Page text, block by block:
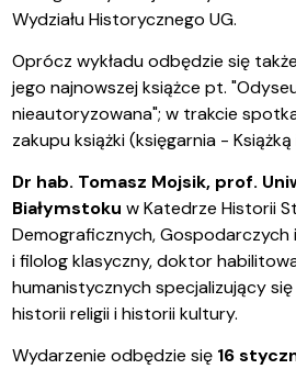
Wydziału Historycznego UG.
Oprócz wykładu odbędzie się
jego najnowszej książce pt.
nieautoryzowana"; w trakcie
zakupu książki (księgarnia - Książką
Dr hab. Tomasz Mojsik, prof.
Białymstoku w Katedrze Historii
Demograficznych, Gospodarczych
i filolog klasyczny, doktor
humanistycznych specjalizujący
historii religii i historii kultury.
Wydarzenie odbędzie się16